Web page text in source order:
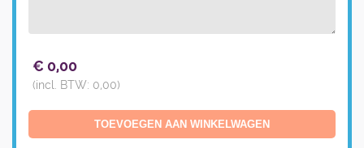
€ 0,00
(incl. BTW: 0,00)